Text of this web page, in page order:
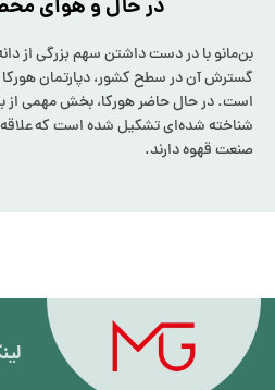
در حال و هوای
بن‌مانو با در دست داشتن سهم بزرگی از
گسترش آن در سطح کشور، دپارتمان هورکا
است. در حال حاضر هورکا، بخش مهمی از
شناخته شده‌ای تشکیل شده است که علاقه
صنعت قهوه دارند.